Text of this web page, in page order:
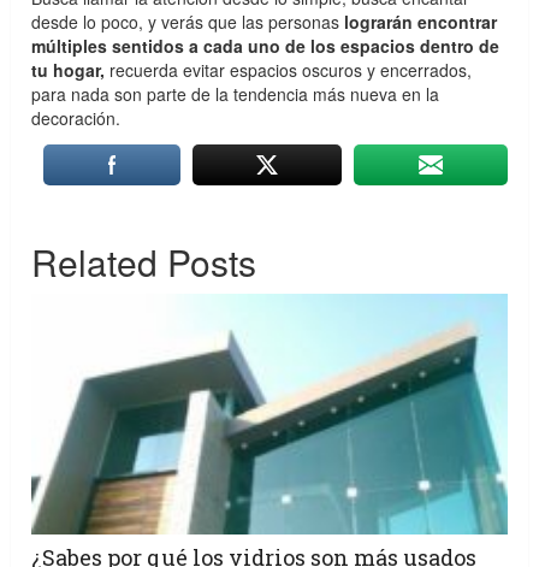
desde lo poco, y verás que las personas lograrán encontrar
múltiples sentidos a cada uno de los espacios dentro de
tu hogar, recuerda evitar espacios oscuros y encerrados,
para nada son parte de la tendencia más nueva en la
decoración.
Related Posts
¿Sabes por qué los vidrios son más usados